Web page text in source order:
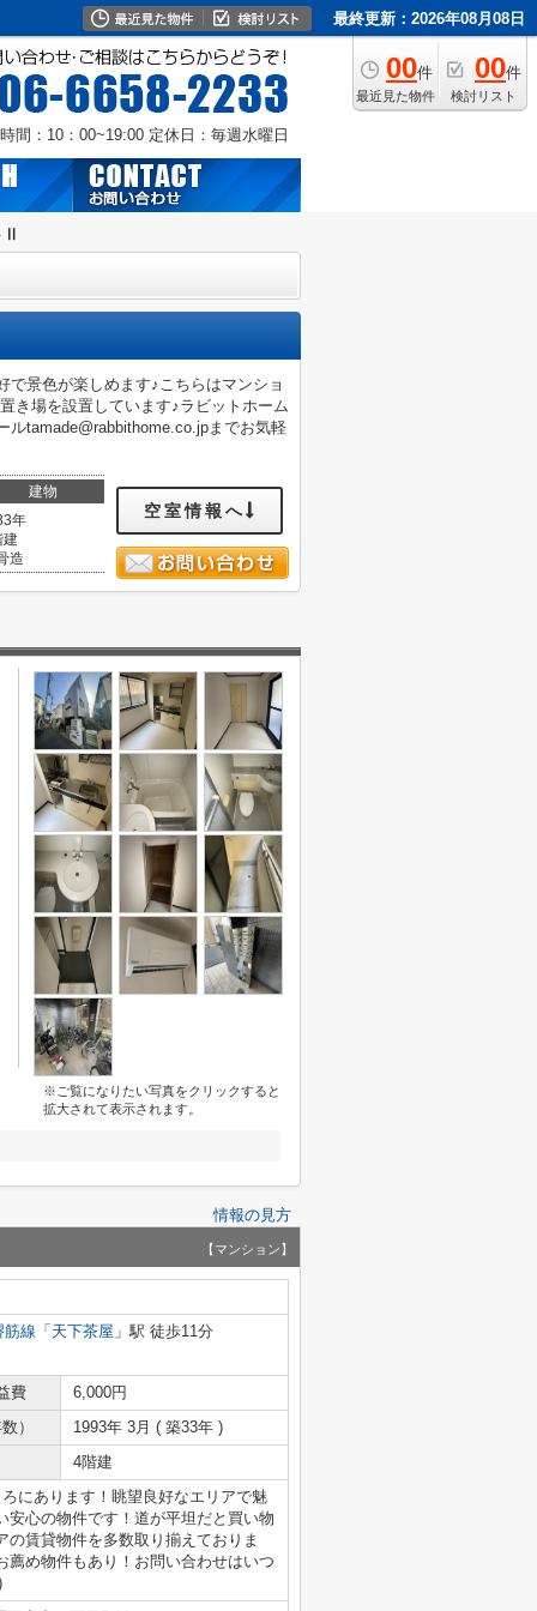
最終更新：2026年08月08日
00件
最近見た物件
00件
検討リスト
間：10：00~19:00 定休日：毎週水曜日
Ⅱ
景色が楽しめます♪こちらはマンショ
き場を設置しています♪ラビットホーム
ルtamade@rabbithome.co.jpまでお気軽
建物
年
建
造
空室情報へ
※ご覧になりたい写真をクリックすると
拡大されて表示されます。
情報の見方
【マンション】
筋線 「 天下茶屋 」駅 徒歩11分
費
6,000円
）
1993年 3月 ( 築33年 )
4階建
にあります！眺望良好なエリアで魅
安心の物件です！道が平坦だと買い物
賃貸物件を多数取り揃えておりま
め物件もあり！お問い合わせはいつ